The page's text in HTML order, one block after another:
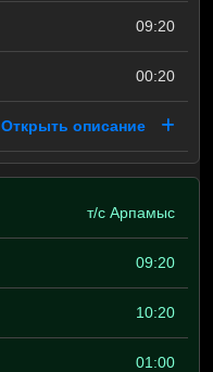
09:20
00:20
Открыть описание
т/с Арпамыс
09:20
10:20
01:00